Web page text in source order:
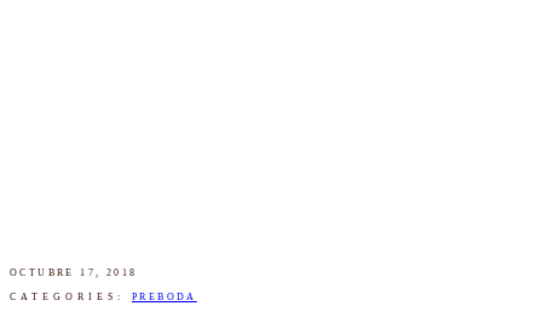
OCTUBRE 17, 2018
CATEGORIES: PREBODA